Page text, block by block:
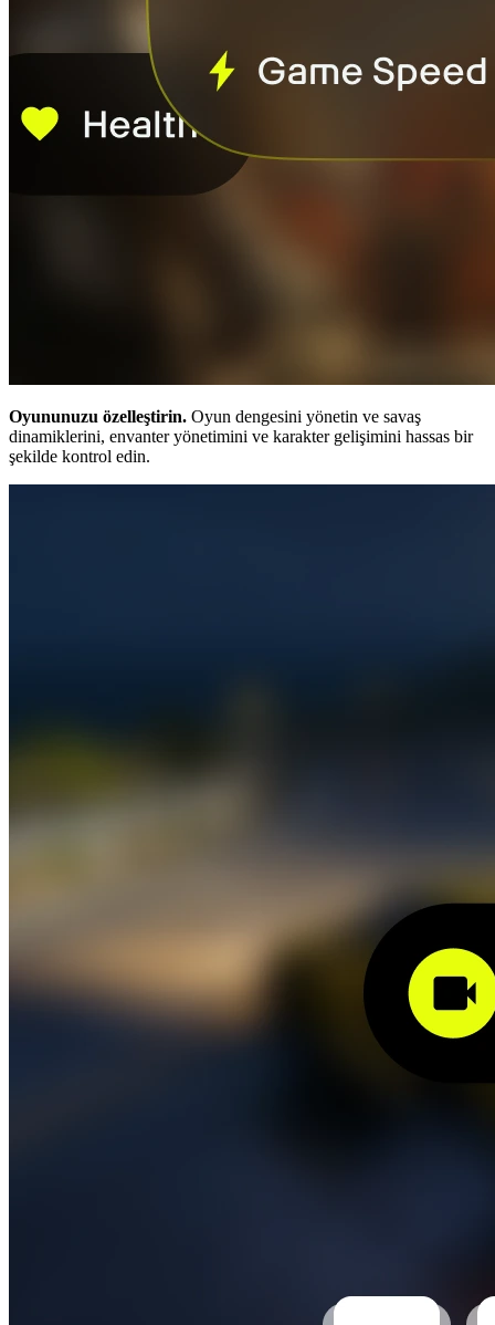
Oyununuzu özelleştirin. Oyun dengesini yönetin ve savaş
dinamiklerini, envanter yönetimini ve karakter gelişimini hassas bir
şekilde kontrol edin.